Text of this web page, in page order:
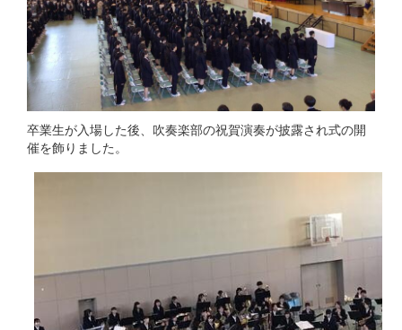
卒業生が入場した後、吹奏楽部の祝賀演奏が披露され式の開
催を飾りました。